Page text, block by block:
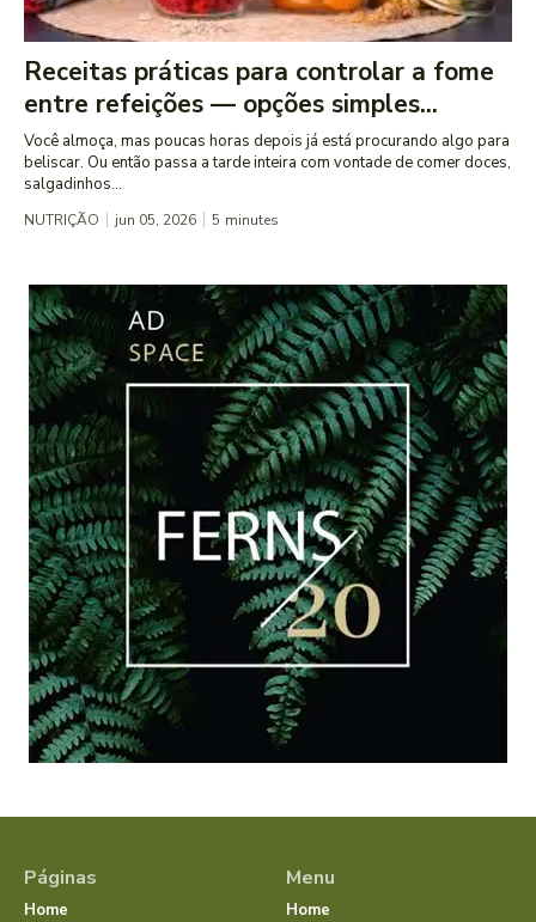
Receitas práticas para controlar a fome
entre refeições — opções simples...
Você almoça, mas poucas horas depois já está procurando algo para
beliscar. Ou então passa a tarde inteira com vontade de comer doces,
salgadinhos...
NUTRIÇÃO jun 05, 2026 5 minutes
Páginas
Home
Menu
Home